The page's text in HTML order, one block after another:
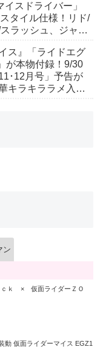
イスドライバー」
タイル仕様！リド/
ラッシュ、ジャ
ス』「ライドエグ
が本物付録！9/30
･12月号」予告が
キラキララメ入
ン
ｃｋ × 仮面ライダーＺＯ
動 仮面ライダーマイス EGZ1